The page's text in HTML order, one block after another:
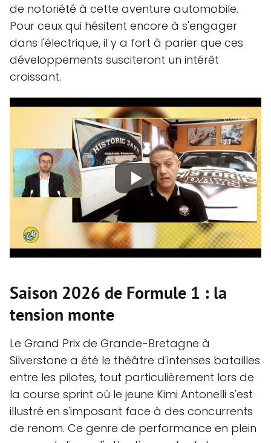
de notoriété à cette aventure automobile.
Pour ceux qui hésitent encore à s'engager
dans l'électrique, il y a fort à parier que ces
développements susciteront un intérêt
croissant.
Saison 2026 de Formule 1 : la
tension monte
Le Grand Prix de Grande-Bretagne à
Silverstone a été le théâtre d'intenses batailles
entre les pilotes, tout particulièrement lors de
la course sprint où le jeune Kimi Antonelli s'est
illustré en s'imposant face à des concurrents
de renom. Ce genre de performance en plein